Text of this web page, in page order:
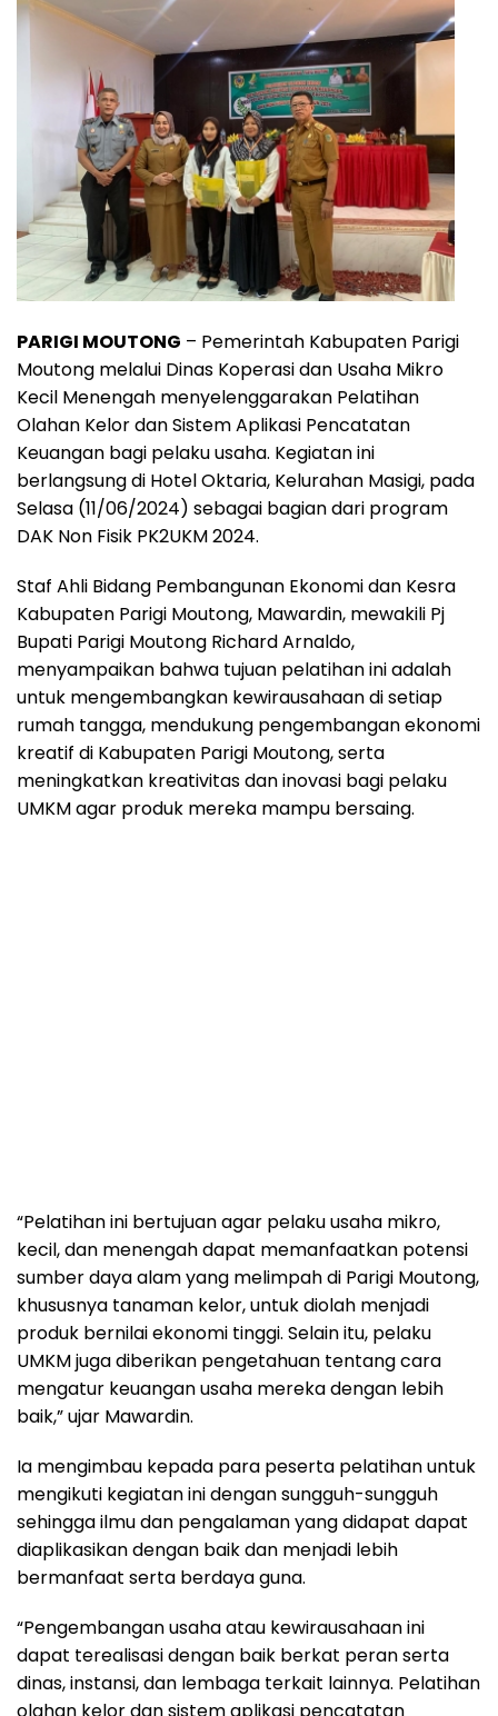
PARIGI MOUTONG – Pemerintah Kabupaten Parigi
Moutong melalui Dinas Koperasi dan Usaha Mikro
Kecil Menengah menyelenggarakan Pelatihan
Olahan Kelor dan Sistem Aplikasi Pencatatan
Keuangan bagi pelaku usaha. Kegiatan ini
berlangsung di Hotel Oktaria, Kelurahan Masigi, pada
Selasa (11/06/2024) sebagai bagian dari program
DAK Non Fisik PK2UKM 2024.
Staf Ahli Bidang Pembangunan Ekonomi dan Kesra
Kabupaten Parigi Moutong, Mawardin, mewakili Pj
Bupati Parigi Moutong Richard Arnaldo,
menyampaikan bahwa tujuan pelatihan ini adalah
untuk mengembangkan kewirausahaan di setiap
rumah tangga, mendukung pengembangan ekonomi
kreatif di Kabupaten Parigi Moutong, serta
meningkatkan kreativitas dan inovasi bagi pelaku
UMKM agar produk mereka mampu bersaing.
“Pelatihan ini bertujuan agar pelaku usaha mikro,
kecil, dan menengah dapat memanfaatkan potensi
sumber daya alam yang melimpah di Parigi Moutong,
khususnya tanaman kelor, untuk diolah menjadi
produk bernilai ekonomi tinggi. Selain itu, pelaku
UMKM juga diberikan pengetahuan tentang cara
mengatur keuangan usaha mereka dengan lebih
baik,” ujar Mawardin.
Ia mengimbau kepada para peserta pelatihan untuk
mengikuti kegiatan ini dengan sungguh-sungguh
sehingga ilmu dan pengalaman yang didapat dapat
diaplikasikan dengan baik dan menjadi lebih
bermanfaat serta berdaya guna.
“Pengembangan usaha atau kewirausahaan ini
dapat terealisasi dengan baik berkat peran serta
dinas, instansi, dan lembaga terkait lainnya. Pelatihan